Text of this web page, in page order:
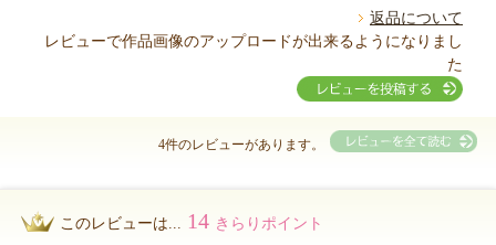
返品について
レビューで作品画像のアップロードが出来るようになりまし
た
4件のレビューがあります。
このレビューは... 14 きらりポイント